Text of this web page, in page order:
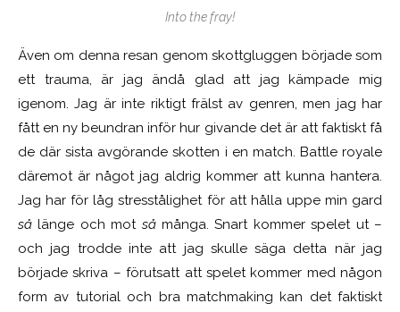
Into the fray!
Även om denna resan genom skottgluggen började som
ett trauma, är jag ändå glad att jag kämpade mig
igenom. Jag är inte riktigt frälst av genren, men jag har
fått en ny beundran inför hur givande det är att faktiskt få
de där sista avgörande skotten i en match. Battle royale
däremot är något jag aldrig kommer att kunna hantera.
Jag har för låg stresstålighet för att hålla uppe min gard
så länge och mot såmånga. Snart kommer spelet ut –
och jag trodde inte att jag skulle säga detta när jag
började skriva – förutsatt att spelet kommer med någon
form av tutorial och bra matchmaking kan det faktiskt